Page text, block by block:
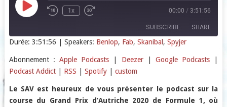
Play
Episode
1x 00:00 / 3:51:56
SUBSCRIBE SHARE
Apple Podcasts Deezer
Google Podcasts Podcast Addict
RSS Spotify
custom
SHARE
EMBED
Durée: 3:51:56 | Speakers: Benlop, Fab, Skanibal , Spyjer
Abonnement : Apple Podcasts Deezer|Google Podcasts
Podcast Addict| RSS Spotify| custom
Le SAV est heureux de vous présenter le podcast sur la
course du Grand Prix d’Autriche 2020 de Formule 1, où